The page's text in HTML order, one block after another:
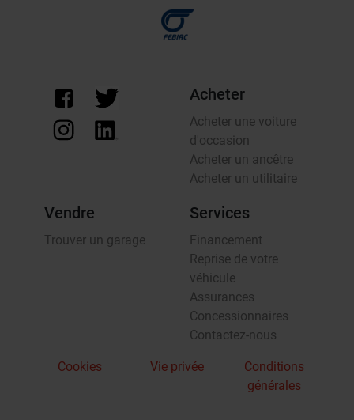
Acheter
Acheter une voiture
d'occasion
Acheter un ancêtre
Acheter un utilitaire
Vendre
Trouver un garage
Services
Financement
Reprise de votre
véhicule
Assurances
Concessionnaires
Contactez-nous
Cookies Vie privée
Conditions
générales